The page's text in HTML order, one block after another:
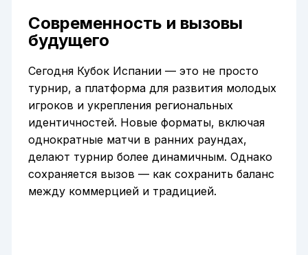
Современность и вызовы
будущего
Сегодня Кубок Испании — это не просто
турнир, а платформа для развития молодых
игроков и укрепления региональных
идентичностей. Новые форматы, включая
однократные матчи в ранних раундах,
делают турнир более динамичным. Однако
сохраняется вызов — как сохранить баланс
между коммерцией и традицией.